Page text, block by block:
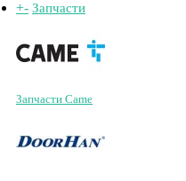
+- Запчасти
Запчасти Came